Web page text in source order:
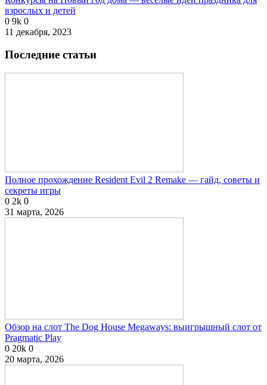
взрослых и детей
0 9k 0
11 декабря, 2023
Последние статьи
Полное прохождение Resident Evil 2 Remake — гайд, советы и
секреты игры
0 2k 0
31 марта, 2026
Обзор на слот The Dog House Megaways: выигрышный слот от
Pragmatic Play
0 20k 0
20 марта, 2026